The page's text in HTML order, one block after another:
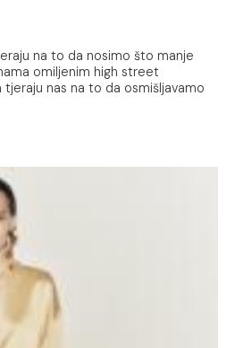
na to da nosimo što manje
omiljenim high street
nas na to da osmišljavamo